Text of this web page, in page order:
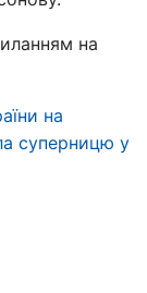
на
на
суперницю у